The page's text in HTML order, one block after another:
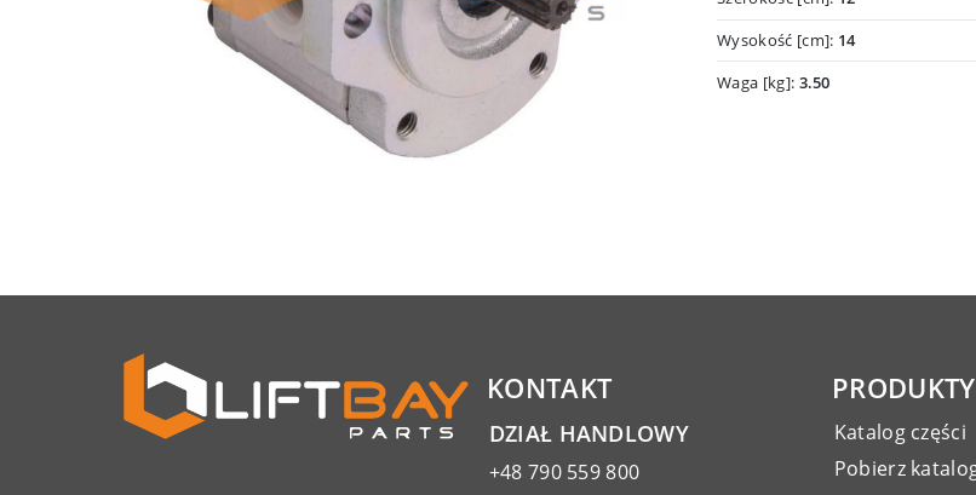
Wysokość [cm]: 14
Waga [kg]: 3.50
KONTAKT
DZIAŁ HANDLOWY
+48 790 559 800
PRODUKTY
Katalog części
Pobierz